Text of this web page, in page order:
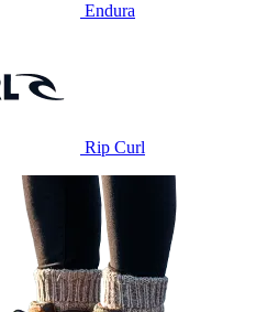
Endura
Rip Curl